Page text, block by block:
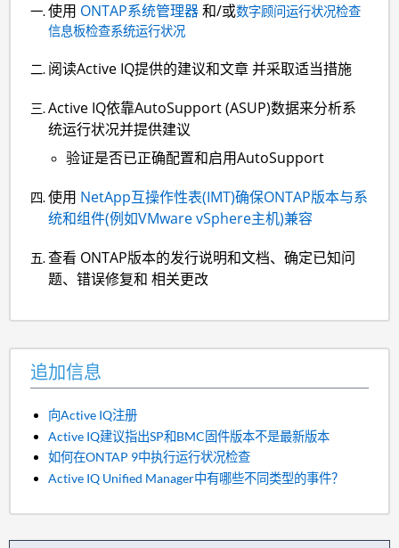
使用 ONTAP系统管理器和/或数字顾问运行状况检查
信息板检查系统运行状况
阅读Active IQ提供的建议和文章并采取适当措施
Active IQ依靠AutoSupport (ASUP)数据来分析系
统运行状况并提供建议
验证是否已正确配置和启用AutoSupport
使用 NetApp互操作性表(IMT)确保ONTAP版本与系
统和组件(例如VMware vSphere主机)兼容
查看 ONTAP版本的发行说明和文档、确定已知问
题、错误修复和 相关更改
追加信息
向Active IQ注册
Active IQ建议指出SP和BMC固件版本不是最新版本
如何在ONTAP 9中执行运行状况检查
Active IQ Unified Manager中有哪些不同类型的事件？